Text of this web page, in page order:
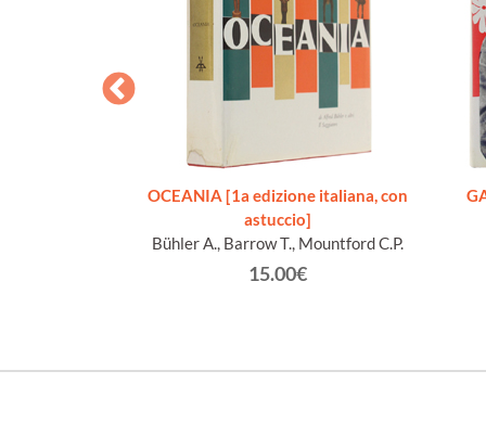
OCEANIA [1a edizione italiana, con
astuccio]
Bühler A., Barrow T., Mountford C.P.
15.00€